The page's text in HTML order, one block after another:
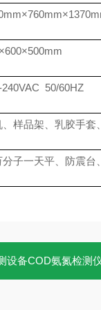
mm×760mm×1370
600×500mm
240VAC 50/60HZ
、样品架、乳胶手套
分子一天平、防震台
设备COD氨氮检测